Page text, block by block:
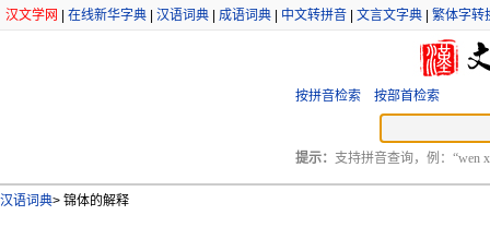
汉文学网 在线新华字典 汉语词典 成语词典 中文转拼音 文言文字典 繁体字转
按拼音检索 按部首检索
提示： 支持拼音查询，例：“wen
汉语词典> 锦体的解释